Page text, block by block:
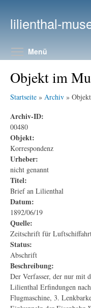
lilienthal-
Menü
Objekt im
Startseite » Archiv » Objekt
Archiv-ID:
00480
Objekt:
Korrespondenz
Urheber:
nicht genannt
Titel:
Brief an Lilienthal
Datum:
1892/06/19
Quelle:
Zeitschrift für
Status:
Abschrift
Beschreibung:
Der Verfasser, der nur mit
Lilienthal Erfindungen
Flugmaschine, 3.